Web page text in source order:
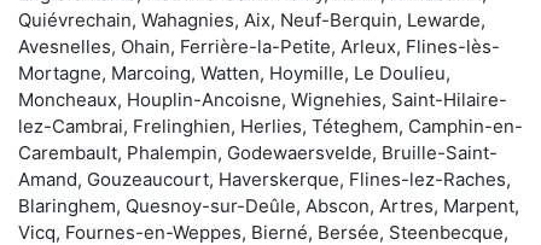
Quiévrechain, Wahagnies, Aix, Neuf-Berquin, Lewarde,
Avesnelles, Ohain, Ferrière-la-Petite, Arleux, Flines-lès-
Mortagne, Marcoing, Watten, Hoymille, Le Doulieu,
Moncheaux, Houplin-Ancoisne, Wignehies, Saint-Hilaire-
lez-Cambrai, Frelinghien, Herlies, Téteghem, Camphin-en-
Carembault, Phalempin, Godewaersvelde, Bruille-Saint-
Amand, Gouzeaucourt, Haverskerque, Flines-lez-Raches,
Blaringhem, Quesnoy-sur-Deûle, Abscon, Artres, Marpent,
Vicq, Fournes-en-Weppes, Bierné, Bersée, Steenbecque,